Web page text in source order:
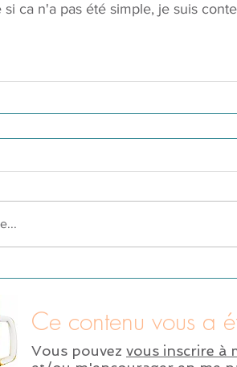
si ca n'a pas été simple, je suis
Ce contenu vous a
Vous pouvez vous inscrire à